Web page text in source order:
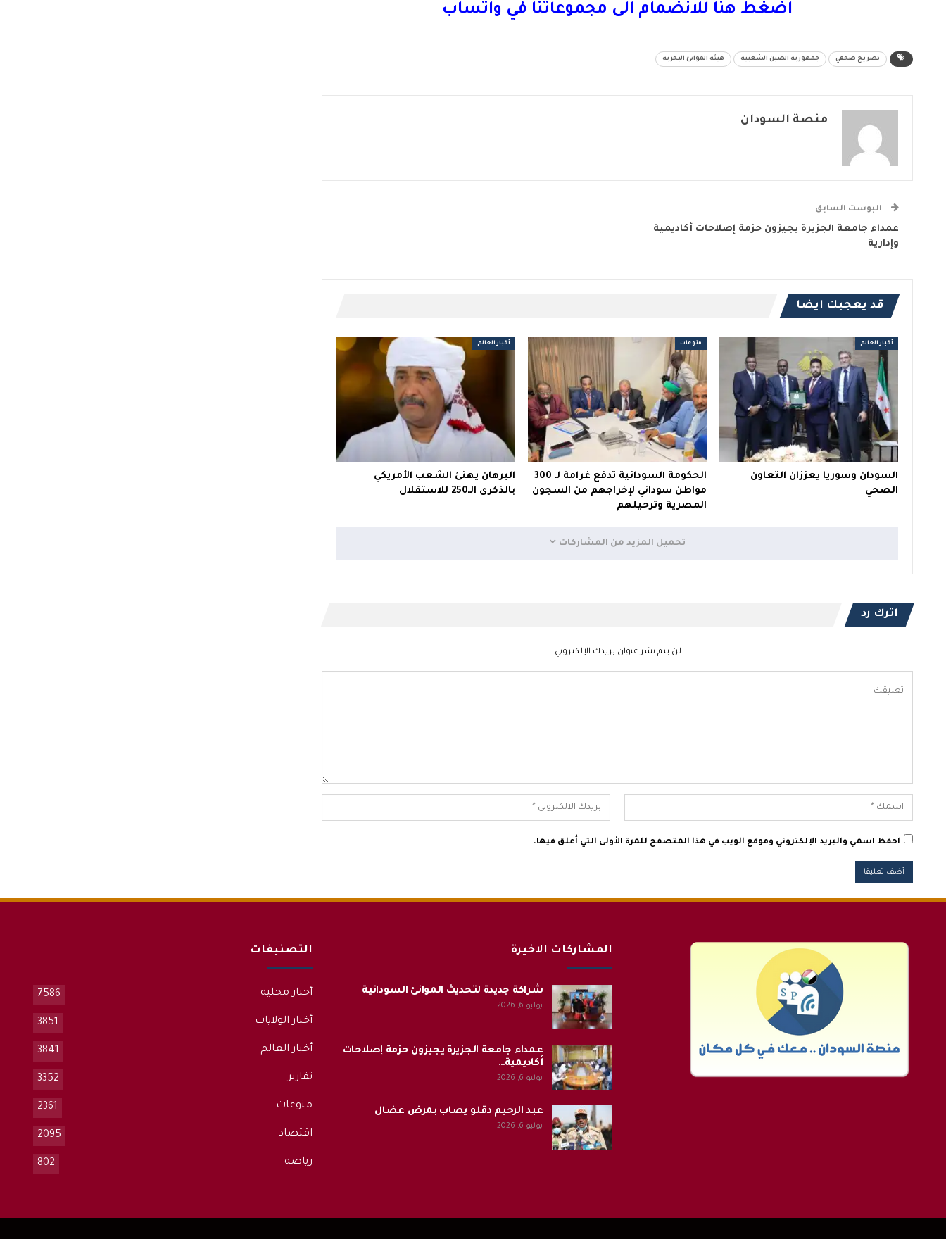
اضغط هنا للانضمام الى مجموعاتنا في واتساب
تصريح صحفي جمهورية الصين الشعبية هيئة الموانئ البحرية
منصة السودان
البوست السابق
عمداء جامعة الجزيرة يجيزون حزمة إصلاحات أكاديمية
وإدارية
قد يعجبك ايضا
أخبار العالم
السودان وسوريا يعززان التعاون
الصحي
منوعات
الحكومة السودانية تدفع غرامة لـ 300
مواطن سوداني لإخراجهم من السجون
المصرية وترحيلهم
أخبار العالم
البرهان يهنئ الشعب الأمريكي
بالذكرى الـ250 للاستقلال
تحميل المزيد من المشاركات
اترك رد
لن يتم نشر عنوان بريدك الإلكتروني.
احفظ اسمي والبريد الإلكتروني وموقع الويب في هذا المتصفح للمرة الأولى التي أعلق فيها.
المشاركات الاخيرة
شراكة جديدة لتحديث الموانئ السودانية
يوليو 6, 2026
عمداء جامعة الجزيرة يجيزون حزمة إصلاحات
أكاديمية…
يوليو 6, 2026
عبد الرحيم دقلو يصاب بمرض عضال
يوليو 6, 2026
التصنيفات
أخبار محلية 7586
أخبار الولايات 3851
أخبار العالم 3841
تقارير 3352
منوعات 2361
اقتصاد 2095
رياضة 802